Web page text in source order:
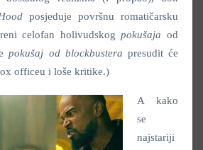
posjeduje površnu romatičarsku
celofan holivudskogpokušajaod
pokušaj od blockbustera presudit će
officeu i loše kritike.)
A kako
se
najstariji